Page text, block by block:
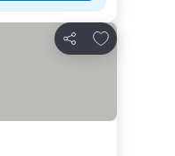
Partilhar
Adicionar